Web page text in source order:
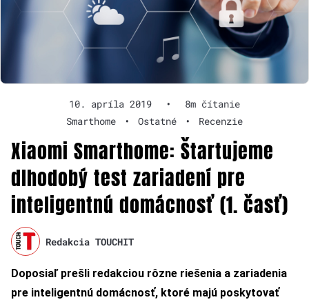
10. apríla 2019 •
8m čítanie
Smarthome
• Ostatné • Recenzie
Xiaomi Smarthome: Štartujeme
dlhodobý test zariadení pre
inteligentnú domácnosť (1. časť)
Redakcia TOUCHIT
Doposiaľ prešli redakciou rôzne riešenia a zariadenia
pre inteligentnú domácnosť, ktoré majú poskytovať